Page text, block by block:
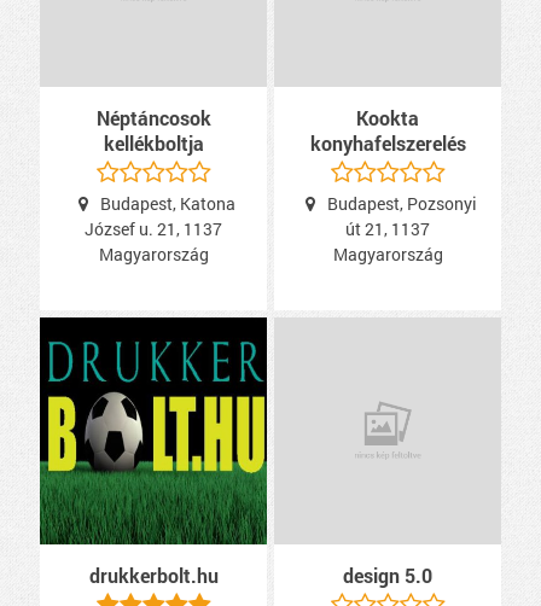
Néptáncosok
kellékboltja
Budapest, Katona
József u. 21, 1137
Magyarország
Kookta
konyhafelszerelés
Budapest, Pozsonyi
út 21, 1137
Magyarország
drukkerbolt.hu design 5.0